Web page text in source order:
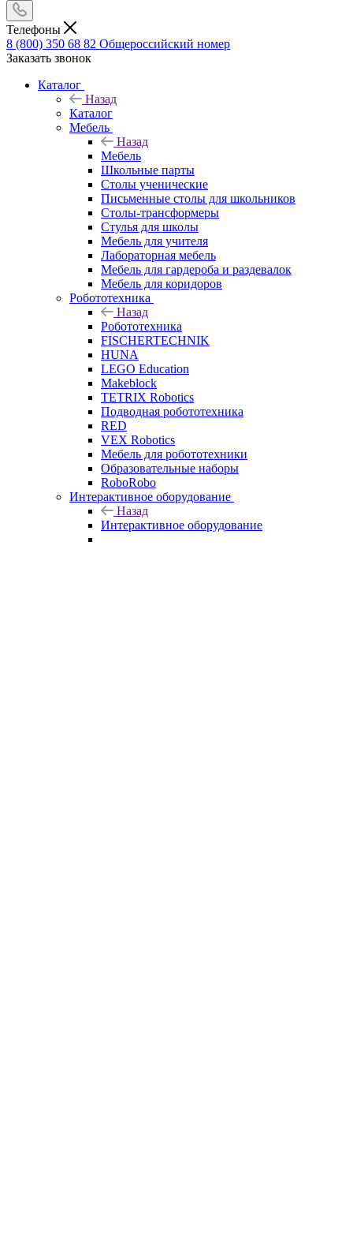
Телефоны
8 (800) 350 68 82 Общероссийский номер
Заказать звонок
Каталог
Назад
Каталог
Мебель
Назад
Мебель
Школьные парты
Столы ученические
Письменные столы для школьников
Столы-трансформеры
Стулья для школы
Мебель для учителя
Лабораторная мебель
Мебель для гардероба и раздевалок
Мебель для коридоров
Робототехника
Назад
Робототехника
FISCHERTECHNIK
HUNA
LEGO Education
Makeblock
TETRIX Robotics
Подводная робототехника
RED
VEX Robotics
Мебель для робототехники
Образовательные наборы
RoboRobo
Интерактивное оборудование
Назад
Интерактивное оборудование